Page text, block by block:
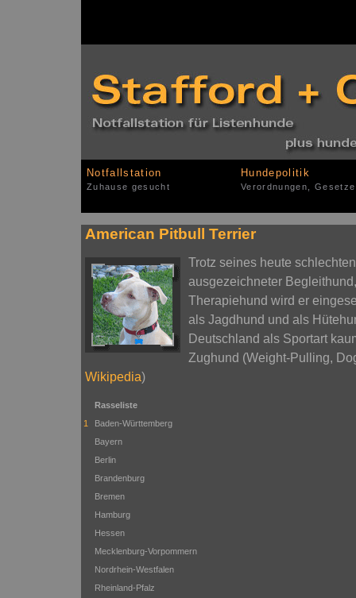
Notfallstation
Zuhause gesucht
Hundepolitik
Verordnungen,
American Pitbull Terrier
Trotz seines heute
ausgezeichneter
Therapiehund wird er
als Jagdhund und als
Deutschland als Sportart
Zughund (Weight-Pulling,
Wikipedia)
Rasseliste
1
Baden-Württemberg
Bayern
Berlin
Brandenburg
Bremen
Hamburg
Hessen
Mecklenburg-Vorpommern
Nordrhein-Westfalen
Rheinland-Pfalz